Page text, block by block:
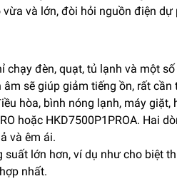
và lớn, đòi hỏi nguồn điện dự
đèn, quạt, tủ lạnh và một
sẽ giúp giảm tiếng ồn, rất
hòa, bình nóng lạnh, máy
hoặc HKD7500P1PROA. Hai
và êm ái.
lớn hơn, ví dụ như cho biệt
nhất.